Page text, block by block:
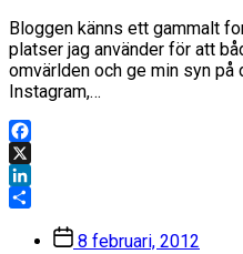
Bloggen känns ett gammalt
platser jag använder för att
omvärlden och ge min syn på
Instagram,…
Facebook
X
LinkedIn
Inläggsdatum
8 februari, 2012